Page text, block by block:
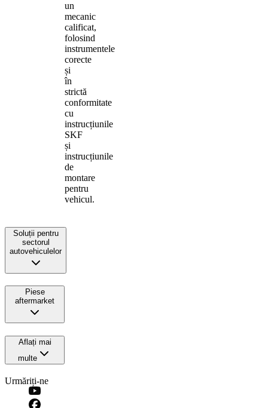
un
mecanic
calificat,
folosind
instrumentele
corecte
și
în
strictă
conformitate
cu
instrucțiunile
SKF
și
instrucțiunile
de
montare
pentru
vehicul.
Soluții pentru
sectorul
autovehiculelor
Piese
aftermarket
Aflați mai
multe
Urmăriți-ne